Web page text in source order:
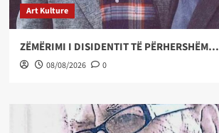
Art Kulture
ZËMËRIMI I DISIDENTIT TË PËRHERSHËM…
08/08/2026 0